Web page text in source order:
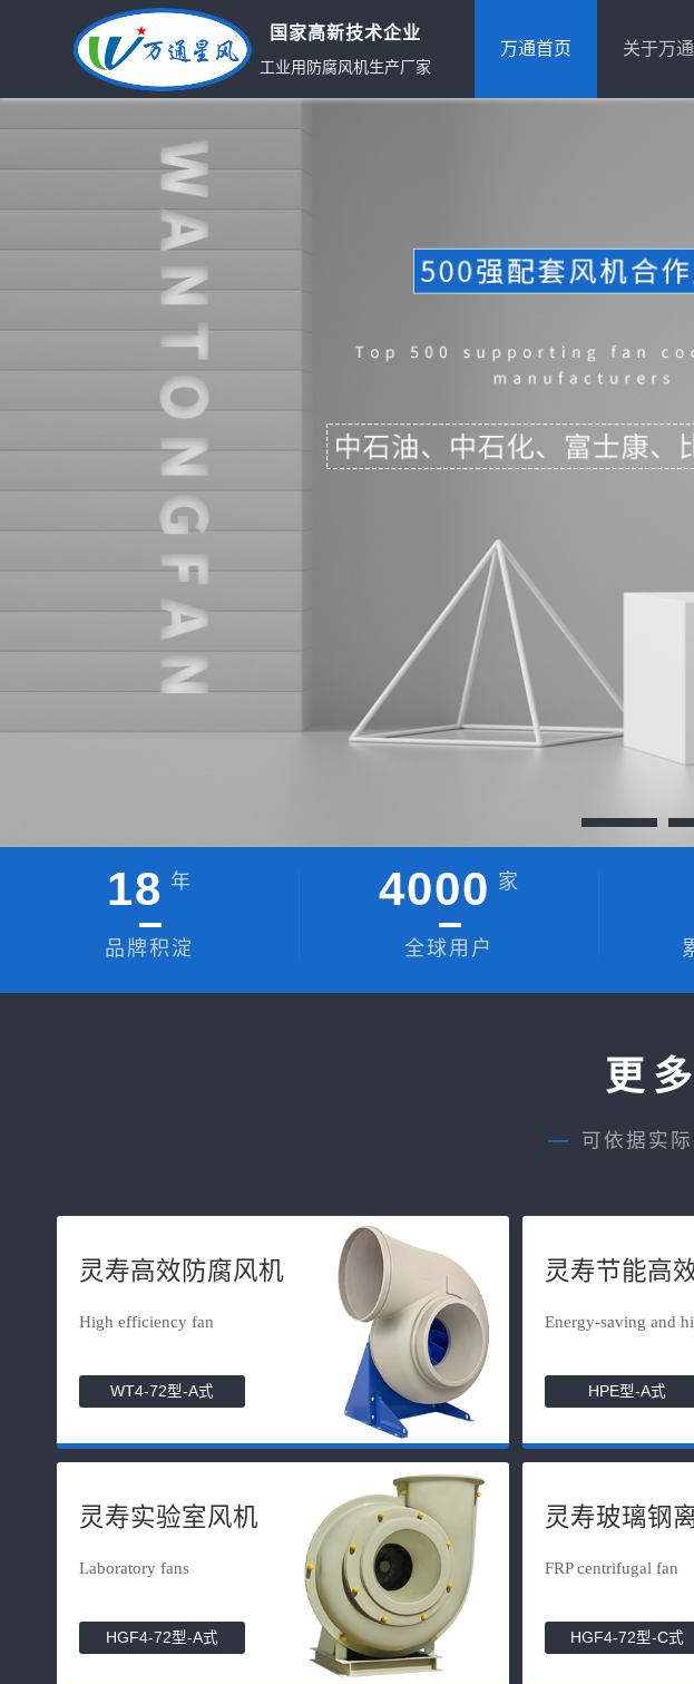
国家高新技术企业
工业用防腐风机生产厂家
万通首页 关于万通
18 年
品牌积淀
4000 家
全球用户
更
— 可依据实
灵寿高效防腐风机
High efficiency fan
WT4-72型-A式
灵寿节能高
Energy-saving and
HPE型-A式
灵寿实验室风机
Laboratory fans
HGF4-72型-A式
灵寿玻璃钢
FRP centrifugal fan
HGF4-72型-C式